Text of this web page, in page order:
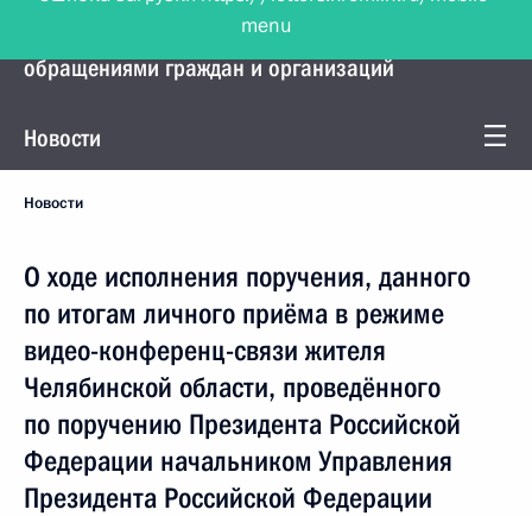
Управление Президента по работе с
обращениями граждан и организаций
Новости
Новости
О ходе исполнения поручения, данного
по итогам личного приёма в режиме
видео-конференц-связи жителя
Челябинской области, проведённого
по поручению Президента Российской
Федерации начальником Управления
Президента Российской Федерации
menu